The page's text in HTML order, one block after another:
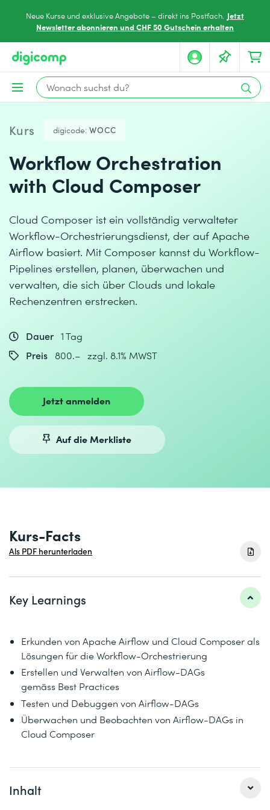
Neue Kurse und exklusive Angebote – direkt ins Postfach. Jetzt
Newsletter abonnieren und CHF 50 Gutschein erhalten
Kurs digicode: WOCC
Workflow Orchestration
with Cloud Composer
Cloud Composer ist ein vollständig verwalteter
Workflow-Orchestrierungsdienst, der auf Apache
Airflow basiert. Mit Composer kannst du Workflow-
Pipelines erstellen, planen, überwachen und
verwalten, die sich über Clouds und lokale
Rechenzentren erstrecken.
Dauer 1 Tag
Preis 800.– zzgl. 8.1% MWST
Jetzt anmelden
Auf die Merkliste
Kurs-Facts
Als PDF herunterladen
Key Learnings
Erkunden von Apache Airflow und Cloud Composer als
Lösungen für die Workflow-Orchestrierung
Erstellen und Verwalten von Airflow-DAGs
gemäss Best Practices
Testen und Debuggen von Airflow-DAGs
Überwachen und Beobachten von Airflow-DAGs in
Cloud Composer
Inhalt